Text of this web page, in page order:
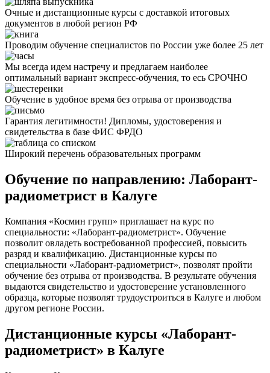
Очные и дистанционные курсы с доставкой итоговых
документов в любой регион РФ
Проводим обучение специалистов по России уже более 25 лет
Мы всегда идем настречу и предлагаем наиболее
оптимальный вариант экспресс-обучения, то есь СРОЧНО
Обучение в удобное время без отрыва от производства
Гарантия легитимности! Дипломы, удостоверения и
свидетельства в базе ФИС ФРДО
Широкий перечень образовательных программ
Обучение по направлению: Лаборант-
радиометрист в Калуге
Компания «Космин групп» приглашает на курс по
специальности: «Лаборант-радиометрист». Обучение
позволит овладеть востребованной профессией, повысить
разряд и квалификацию. Дистанционные курсы по
специальности «Лаборант-радиометрист», позволят пройти
обучение без отрыва от производства. В результате обучения
выдаются свидетельство и удостоверение установленного
образца, которые позволят трудоустроиться в Калуге и любом
другом регионе России.
Дистанционные курсы «Лаборант-
радиометрист» в Калуге